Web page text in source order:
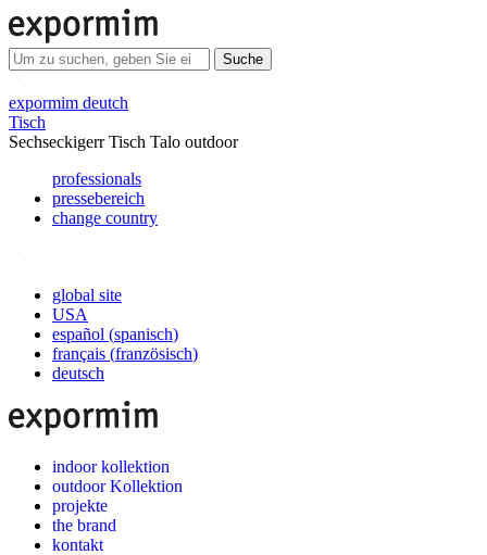
Suche
expormim deutch
Tisch
Sechseckigerr Tisch Talo outdoor
professionals
pressebereich
change country
global site
USA
español (spanisch)
français (französisch)
deutsch
indoor kollektion
outdoor Kollektion
projekte
the brand
kontakt